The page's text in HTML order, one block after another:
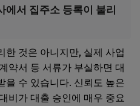
에서 집주소 등록이 불리
한 것은 아니지만, 실제 사업
약서 등 서류가 부실하면 대
을 수 있습니다. 신뢰도 높은
비가 대출 승인에 매우 중요